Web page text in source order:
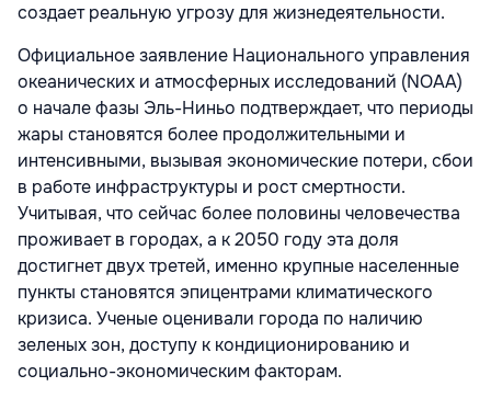
создает реальную угрозу для жизнедеятельности.
Официальное заявление Национального управления
океанических и атмосферных исследований (NOAA)
о начале фазы Эль-Ниньо подтверждает, что периоды
жары становятся более продолжительными и
интенсивными, вызывая экономические потери, сбои
в работе инфраструктуры и рост смертности.
Учитывая, что сейчас более половины человечества
проживает в городах, а к 2050 году эта доля
достигнет двух третей, именно крупные населенные
пункты становятся эпицентрами климатического
кризиса. Ученые оценивали города по наличию
зеленых зон, доступу к кондиционированию и
социально-экономическим факторам.